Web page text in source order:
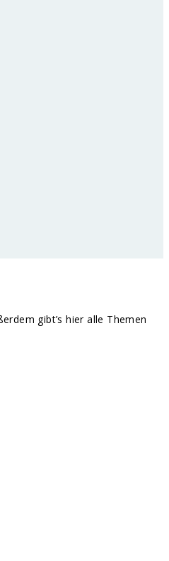
gibt’s hier alle Themen